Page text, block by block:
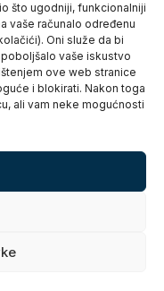
što ugodniji, funkcionalniji
vaše računalo određenu
Oni služe da bi
vaše iskustvo
ove web stranice
i blokirati. Nakon toga
ali vam neke mogućnosti